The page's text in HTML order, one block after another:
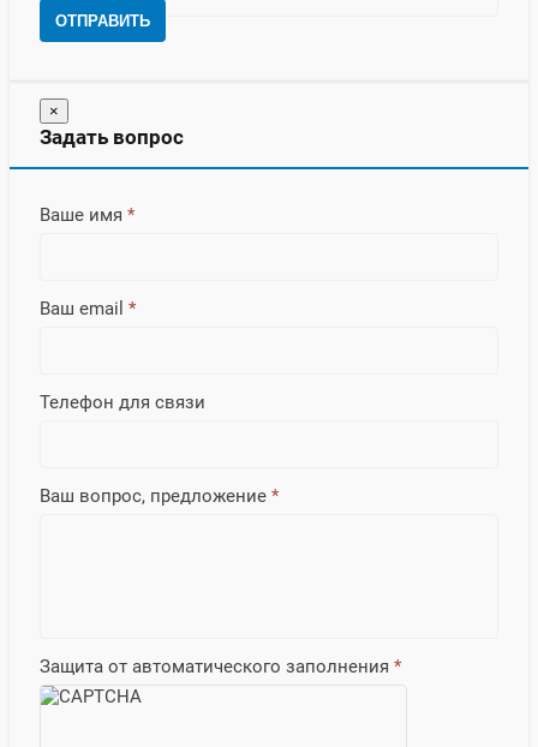
ОТПРАВИТЬ
×
Задать вопрос
Ваше имя *
Ваш email *
Телефон для связи
Ваш вопрос, предложение *
Защита от автоматического заполнения *